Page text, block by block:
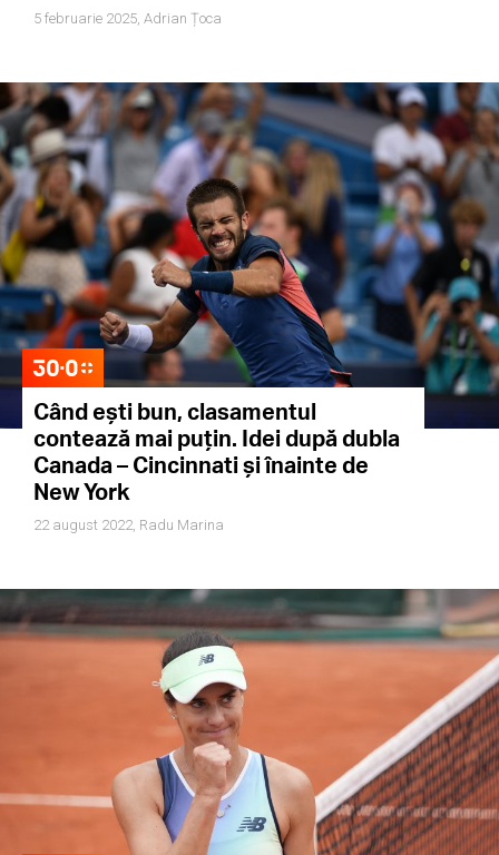
5 februarie 2025, Adrian Țoca
Când ești bun, clasamentul
contează mai puțin. Idei după dubla
Canada – Cincinnati și înainte de
New York
22 august 2022, Radu Marina